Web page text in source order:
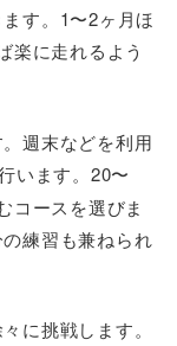
す。1〜2ヶ月ほ
楽に走れるよう
週末などを利用
います。20〜
コースを選びま
練習も兼ねられ
に挑戦します。